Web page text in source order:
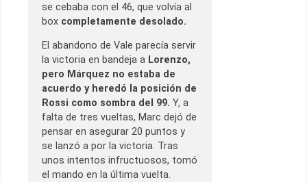
se cebaba con el 46, que volvía al
box completamente desolado.
El abandono de Vale parecía servir
la victoria en bandeja a Lorenzo,
pero Márquez no estaba de
acuerdo y heredó la posición de
Rossi como sombra del 99. Y, a
falta de tres vueltas, Marc dejó de
pensar en asegurar 20 puntos y
se lanzó a por la victoria. Tras
unos intentos infructuosos, tomó
el mando en la última vuelta.